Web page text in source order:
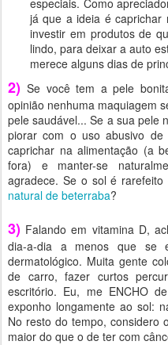
especiais. Como
já que a ideia é caprichar
investir em produtos de
lindo, para deixar a auto
merece alguns dias de
2)Se você tem a pele
opinião nenhuma maquiagem
pele saudável... Se a sua pele
piorar com o uso abusivo de
caprichar na alimentação (a
fora) e manter-se
agradece. Se o sol é
natural de beterraba?
3) Falando em vitamina D,
dia-a-dia a menos que se
dermatológico. Muita gente
de carro, fazer curtos
escritório. Eu, me ENCHO
exponho longamente ao sol:
No resto do tempo, considero
maior do que o de ter com